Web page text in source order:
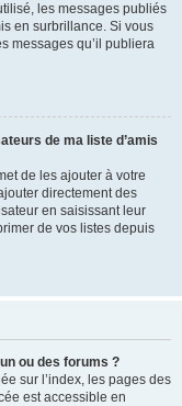
les messages publiés
en surbrillance. Si vous
messages qu’il publiera
de ma liste d’amis
de les ajouter à votre
directement des
en saisissant leur
de vos listes depuis
ou des forums ?
sur l’index, les pages des
est accessible en